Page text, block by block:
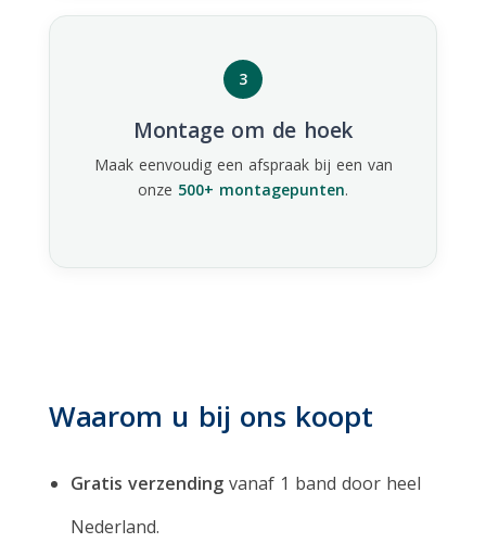
3
Montage om de hoek
Maak eenvoudig een afspraak bij een van
onze 500+ montagepunten.
Waarom u bij ons koopt
Gratis verzendingvanaf 1 band door heel
Nederland.